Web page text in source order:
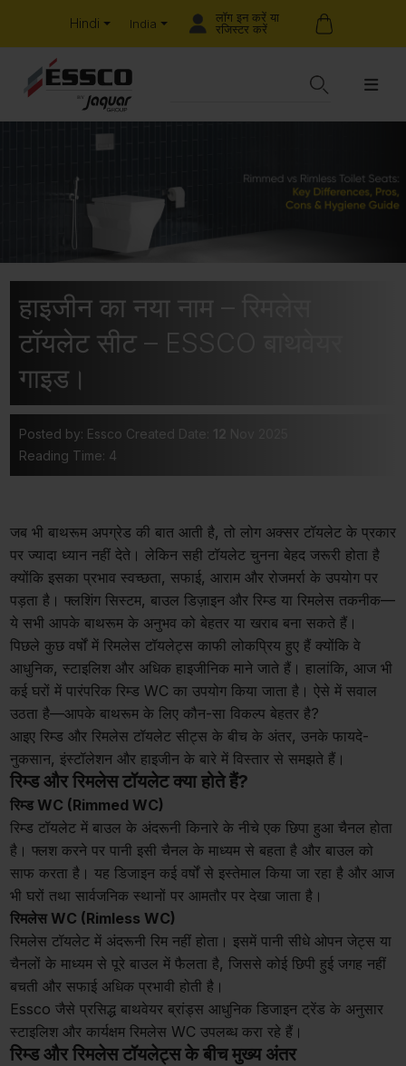
Hindi India
लॉग इन करें या
रजिस्टर करें
हाइजीन का नया नाम – रिमलेस
टॉयलेट सीट – ESSCO बाथवेयर
गाइड।
Posted by: Essco Created Date:
Reading Time: 4
जब भी बाथरूम अपग्रेड की बात आती है, तो लोग अक्सर टॉयलेट के प्रकार
पर ज्यादा ध्यान नहीं देते। लेकिन सही टॉयलेट चुनना बेहद जरूरी होता है
क्योंकि इसका प्रभाव स्वच्छता, सफाई, आराम और रोजमर्रा के उपयोग पर
पड़ता है। फ्लशिंग सिस्टम, बाउल डिज़ाइन और रिम्ड या रिमलेस तकनीक—
ये सभी आपके बाथरूम के अनुभव को बेहतर या खराब बना सकते हैं।
पिछले कुछ वर्षों में रिमलेस टॉयलेट्स काफी लोकप्रिय हुए हैं क्योंकि वे
आधुनिक, स्टाइलिश और अधिक हाइजीनिक माने जाते हैं। हालांकि, आज भी
कई घरों में पारंपरिक रिम्ड WC का उपयोग किया जाता है। ऐसे में सवाल
उठता है—आपके बाथरूम के लिए कौन-सा विकल्प बेहतर है?
आइए रिम्ड और रिमलेस टॉयलेट सीट्स के बीच के अंतर, उनके फायदे-
नुकसान, इंस्टॉलेशन और हाइजीन के बारे में विस्तार से समझते हैं।
रिम्ड और रिमलेस टॉयलेट क्या होते हैं?
रिम्ड WC (Rimmed WC)
रिम्ड टॉयलेट में बाउल के अंदरूनी किनारे के नीचे एक छिपा हुआ चैनल होता
है। फ्लश करने पर पानी इसी चैनल के माध्यम से बहता है और बाउल को
साफ करता है। यह डिजाइन कई वर्षों से इस्तेमाल किया जा रहा है और आज
भी घरों तथा सार्वजनिक स्थानों पर आमतौर पर देखा जाता है।
रिमलेस WC (Rimless WC)
रिमलेस टॉयलेट में अंदरूनी रिम नहीं होता। इसमें पानी सीधे ओपन जेट्स या
चैनलों के माध्यम से पूरे बाउल में फैलता है, जिससे कोई छिपी हुई जगह नहीं
बचती और सफाई अधिक प्रभावी होती है।
Essco जैसे प्रसिद्ध बाथवेयर ब्रांड्स आधुनिक डिजाइन ट्रेंड के अनुसार
स्टाइलिश और कार्यक्षम रिमलेस WC उपलब्ध करा रहे हैं।
रिम्ड और रिमलेस टॉयलेट्स के बीच मुख्य अंतर